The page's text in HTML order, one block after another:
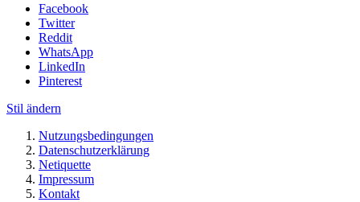
Facebook
Twitter
Reddit
WhatsApp
LinkedIn
Pinterest
Stil ändern
Nutzungsbedingungen
Datenschutzerklärung
Netiquette
Impressum
Kontakt